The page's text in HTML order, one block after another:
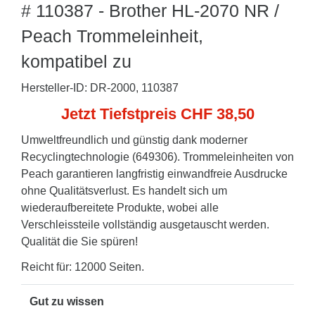
# 110387 - Brother HL-2070 NR /
Peach Trommeleinheit,
kompatibel zu
Hersteller-ID: DR-2000, 110387
Jetzt Tiefstpreis CHF 38,50
Umweltfreundlich und günstig dank moderner
Recyclingtechnologie (649306). Trommeleinheiten von
Peach garantieren langfristig einwandfreie Ausdrucke
ohne Qualitätsverlust. Es handelt sich um
wiederaufbereitete Produkte, wobei alle
Verschleissteile vollständig ausgetauscht werden.
Qualität die Sie spüren!
Reicht für: 12000 Seiten.
Gut zu wissen